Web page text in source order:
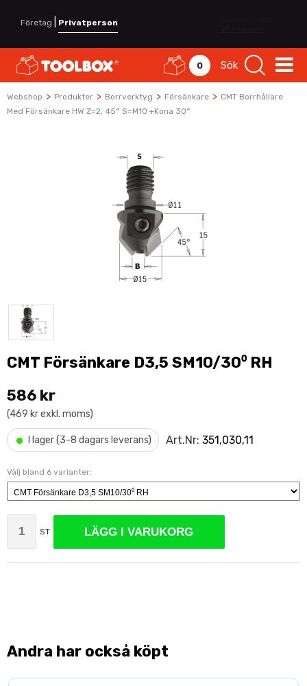
Företag Privatperson
0 Sök
Webshop > Produkter > Borrverktyg > Försänkare > CMT Borrhållare
Med Försänkare HW Z=2, 45° S=M10 +kona 30°
CMT Försänkare D3,5 SM10/30⁰ RH
586 kr
(469 kr exkl. moms)
• I lager (3-8 dagars leverans) Art.Nr: 351,030,11
Välj bland 6 varianter:
ST LÄGG I VARUKORG
Andra har också köpt